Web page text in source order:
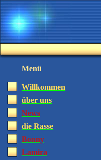
Menü
Willkommen
über uns
News
die Rasse
Bonny
Lamira